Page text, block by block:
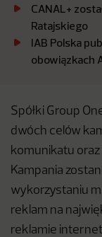
CANAL+
Ratajskiego
IAB Polska
obowiązkach
Spółki Group
dwóch celów
komunikatu
Kampania
wykorzystaniu
reklam na
reklamie